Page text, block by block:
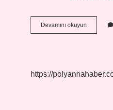
Devamını okuyun Erkeklerin
Tanımı
https://